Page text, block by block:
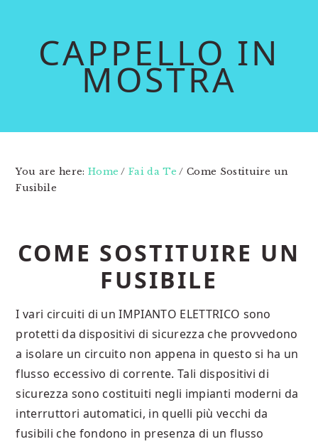
content
primaryCAPPELLO IN
MOSTRA
You are here: Home / Fai da Te / Come Sostituire un
Fusibile
COME SOSTITUIRE UN
FUSIBILE
I vari circuiti di un IMPIANTO ELETTRICO sono
protetti da dispositivi di sicurezza che provvedono
a isolare un circuito non appena in questo si ha un
flusso eccessivo di corrente. Tali dispositivi di
sicurezza sono costituiti negli impianti moderni da
interruttori automatici, in quelli più vecchi da
fusibili che fondono in presenza di un flusso